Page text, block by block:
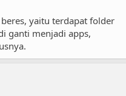
yaitu terdapat folder
ganti menjadi apps,